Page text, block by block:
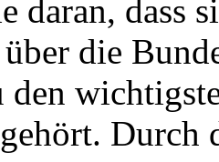
daran, dass
die
den
Durch